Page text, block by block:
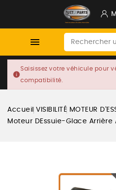

info
Saisissez votre véhicule pour
compatibilité.
Accueil VISIBILITÉ MOTEUR
Moteur DEssuie-Glace Arrière